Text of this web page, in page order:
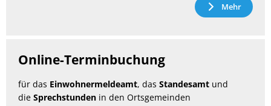
Mehr
Online-Terminbuchung
für das Einwohnermeldeamt, das Standesamt und
die Sprechstunden in den Ortsgemeinden